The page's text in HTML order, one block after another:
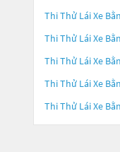
Thi Thử Lái Xe
Thi Thử Lái Xe
Thi Thử Lái Xe
Thi Thử Lái Xe
Thi Thử Lái Xe